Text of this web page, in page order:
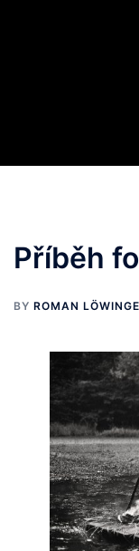
Příběh
BY ROMAN